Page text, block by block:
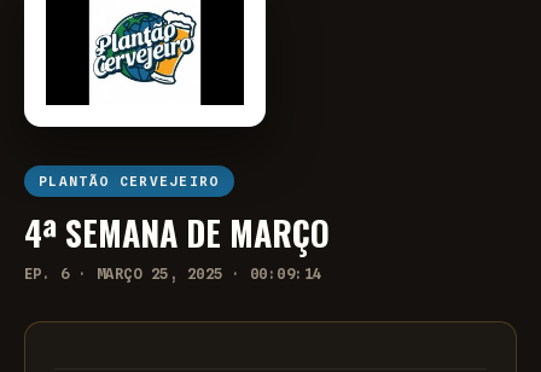
PLANTÃO CERVEJEIRO
4ª SEMANA DE MARÇO
EP. 6 · MARÇO 25, 2025 · 00:09:14